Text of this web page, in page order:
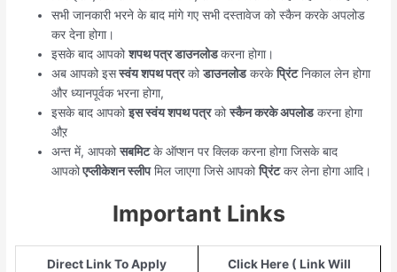
सभी जानकारी भरने के बाद मांगे गए सभी दस्तावेज को स्कैन करके अपलोड
कर देना होगा।
इसके बाद आपकोशपथ पत्र डाउनलोडकरना होगा।
अब आपको इसस्वंय शपथ पत्रकोडाउनलोडकरकेप्रिंटनिकाल लेन होगा
और ध्यानपूर्वक भरना होगा,
इसके बाद आपकोइस स्वंय शपथ पत्रकोस्कैन करके अपलोडकरना होगा
औऱ
अन्त में, आपकोसबमिटके ऑप्शन पर क्लिक करना होगा जिसके बाद
आपकोएप्लीकेशन स्लीपमिल जाएगा जिसे आपकोप्रिंटकर लेना होगा आदि।
Important Links
Direct Link To Apply
Click Here ( Link Will